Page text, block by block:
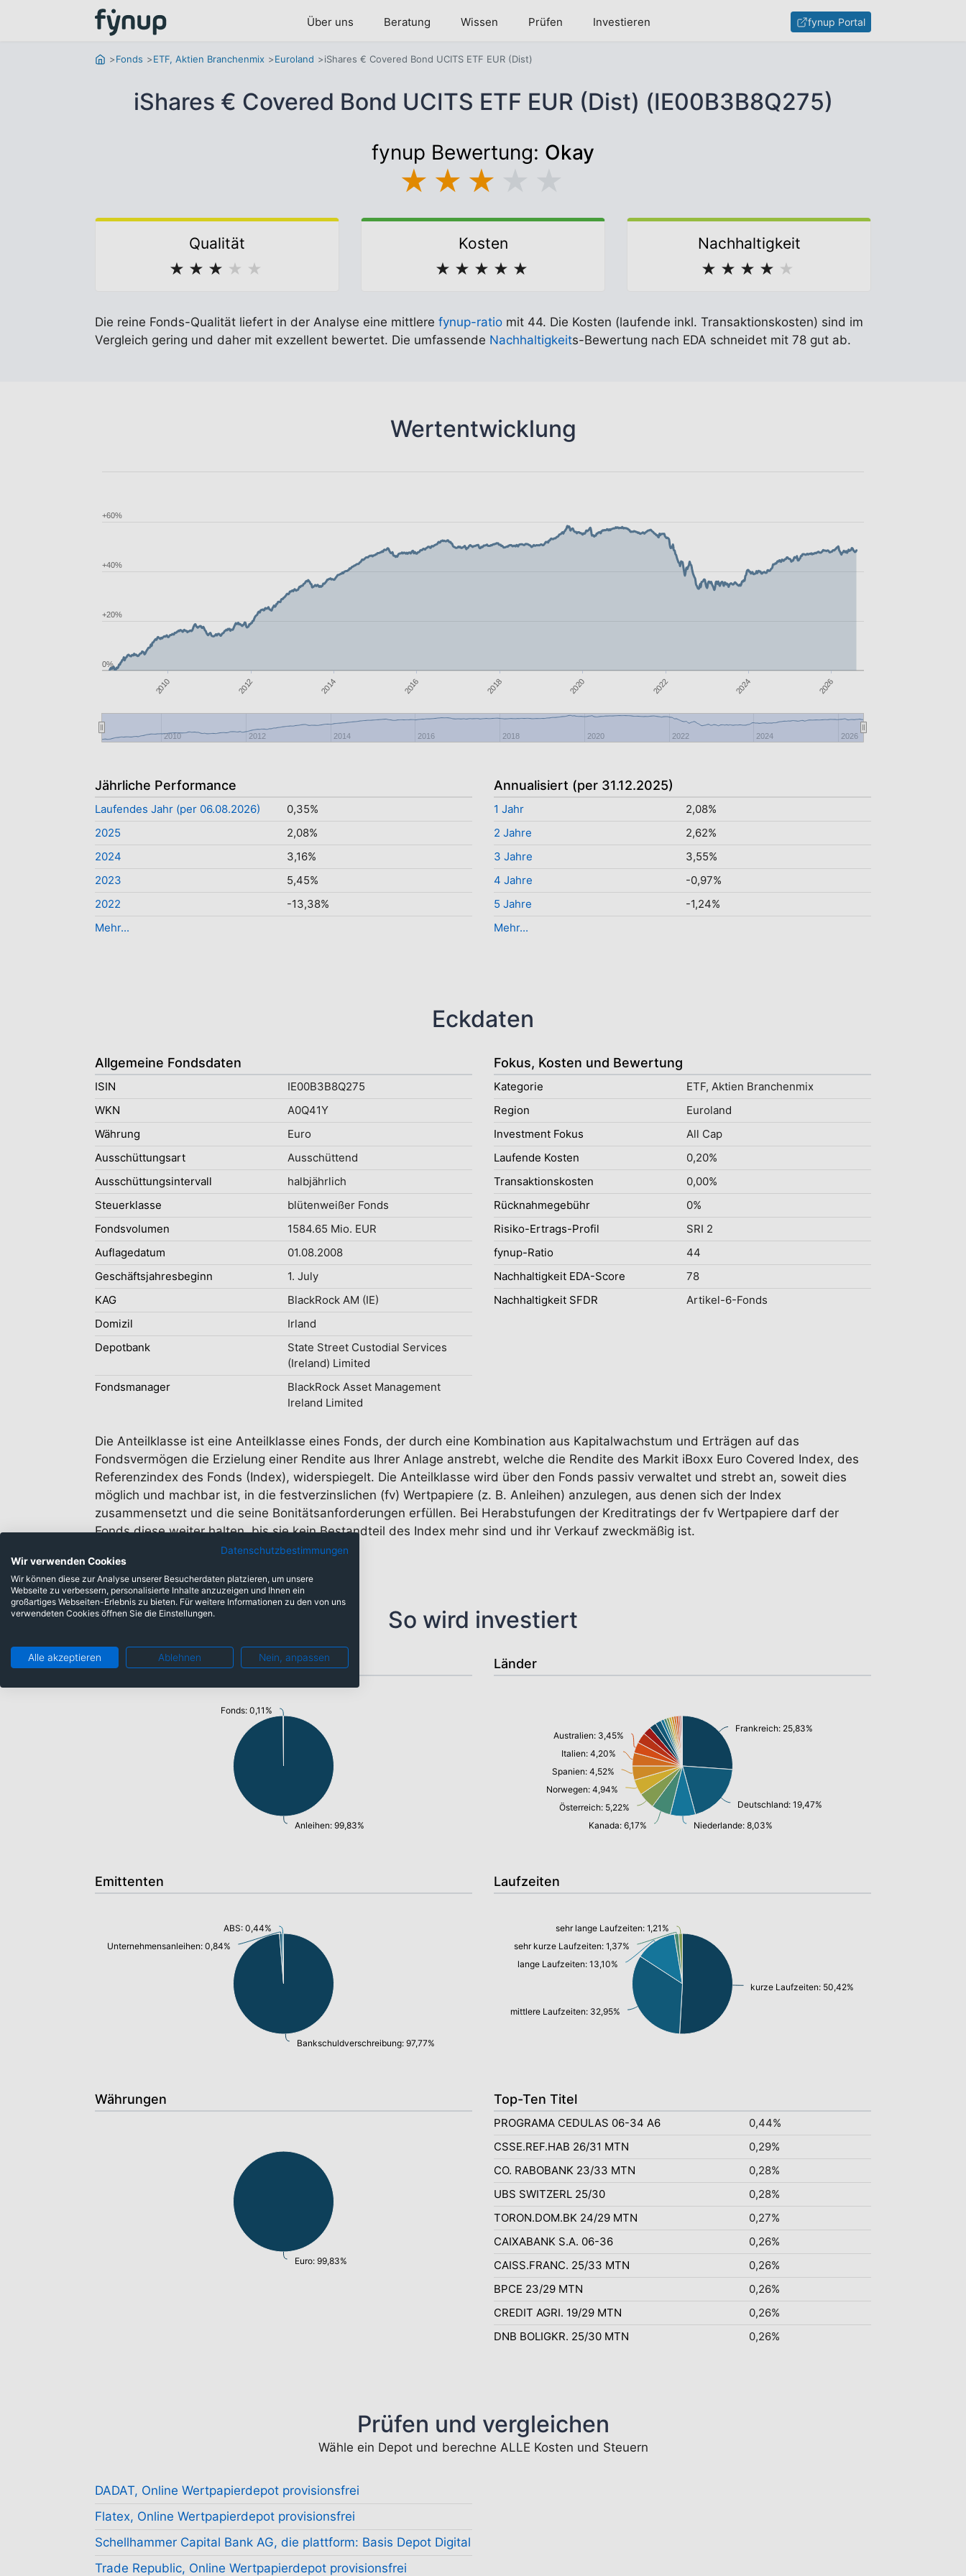
Über uns Beratung Wissen Prüfen Investieren fynup Portal
Fonds ETF, Aktien Branchenmix Euroland iShares € Covered Bond UCITS ETF EUR (Dist)
iShares € Covered Bond UCITS ETF EUR (Dist) (IE00B3B8Q275)
fynup Bewertung: Okay
★ ★ ★
Qualität
★ ★ ★ ★ ★
Kosten
★ ★ ★ ★ ★
Nachhaltigkeit
★ ★ ★ ★ ★
Die reine Fonds-Qualität liefert in der Analyse eine mittlere fynup-ratio mit 44. Die Kosten (laufende inkl. Transaktionskosten) sind im
Vergleich gering und daher mit exzellent bewertet. Die umfassende Nachhaltigkeits-Bewertung nach EDA schneidet mit 78 gut ab.
Wertentwicklung
2010 2012 2014 2016 2018 2020 2022 2024 2026
2010 2012 2014 2016 2018 2020 2022 2024 2026
0%
+20%
+40%
+60%
Jährliche Performance
Laufendes Jahr (per 06.08.2026)
0,35%
2025
2,08%
2024
3,16%
2023
5,45%
2022
-13,38%
Mehr...
Annualisiert (per 31.12.2025)
1 Jahr
2,08%
2 Jahre
2,62%
3 Jahre
3,55%
4 Jahre
-0,97%
5 Jahre
-1,24%
Mehr...
Eckdaten
Allgemeine Fondsdaten
ISIN
IE00B3B8Q275
WKN
A0Q41Y
Währung
Euro
Ausschüttungsart
Ausschüttend
Ausschüttungsintervall
halbjährlich
Steuerklasse
blütenweißer Fonds
Fondsvolumen
1584.65 Mio. EUR
Auflagedatum
01.08.2008
Geschäftsjahresbeginn
1. July
KAG
BlackRock AM (IE)
Domizil
Irland
Depotbank
State Street Custodial Services
(Ireland) Limited
Fondsmanager
BlackRock Asset Management
Ireland Limited
Fokus, Kosten und Bewertung
Kategorie
ETF, Aktien Branchenmix
Region
Euroland
Investment Fokus
All Cap
Laufende Kosten
0,20%
Transaktionskosten
0,00%
Rücknahmegebühr
0%
Risiko-Ertrags-Profil
SRI 2
fynup-Ratio
44
Nachhaltigkeit EDA-Score
78
Nachhaltigkeit SFDR
Artikel-6-Fonds
Die Anteilklasse ist eine Anteilklasse eines Fonds, der durch eine Kombination aus Kapitalwachstum und Erträgen auf das
Fondsvermögen die Erzielung einer Rendite aus Ihrer Anlage anstrebt, welche die Rendite des Markit iBoxx Euro Covered Index, des
Referenzindex des Fonds (Index), widerspiegelt. Die Anteilklasse wird über den Fonds passiv verwaltet und strebt an, soweit dies
möglich und machbar ist, in die festverzinslichen (fv) Wertpapiere (z. B. Anleihen) anzulegen, aus denen sich der Index
zusammensetzt und die seine Bonitätsanforderungen erfüllen. Bei Herabstufungen der Kreditratings der fv Wertpapiere darf der
Fonds diese weiter halten, bis sie kein Bestandteil des Index mehr sind und ihr Verkauf zweckmäßig ist.
So wird investiert
Anlageklassen
Anleihen: 99,83%
Fonds: 0,11%
Länder
Frankreich: 25,83%
Deutschland: 19,47%
Niederlande: 8,03%
Kanada: 6,17%
Österreich: 5,22%
Norwegen: 4,94%
Spanien: 4,52%
Italien: 4,20%
Australien: 3,45%
Emittenten
Bankschuldverschreibung: 97,77%
Unternehmensanleihen: 0,84%
ABS: 0,44%
Laufzeiten
kurze Laufzeiten: 50,42%
mittlere Laufzeiten: 32,95%
lange Laufzeiten: 13,10%
sehr kurze Laufzeiten: 1,37%
sehr lange Laufzeiten: 1,21%
Währungen
Euro: 99,83%
Top-Ten Titel
PROGRAMA CEDULAS 06-34 A6
0,44%
CSSE.REF.HAB 26/31 MTN
0,29%
CO. RABOBANK 23/33 MTN
0,28%
UBS SWITZERL 25/30
0,28%
TORON.DOM.BK 24/29 MTN
0,27%
CAIXABANK S.A. 06-36
0,26%
CAISS.FRANC. 25/33 MTN
0,26%
BPCE 23/29 MTN
0,26%
CREDIT AGRI. 19/29 MTN
0,26%
DNB BOLIGKR. 25/30 MTN
0,26%
Prüfen und vergleichen
Wähle ein Depot und berechne ALLE Kosten und Steuern
DADAT, Online Wertpapierdepot provisionsfrei
Flatex, Online Wertpapierdepot provisionsfrei
Schellhammer Capital Bank AG, die plattform: Basis Depot Digital
Trade Republic, Online Wertpapierdepot provisionsfrei
Datenschutzbestimmungen
Wir verwenden Cookies
Wir können diese zur Analyse unserer Besucherdaten platzieren, um unsere
Webseite zu verbessern, personalisierte Inhalte anzuzeigen und Ihnen ein
großartiges Webseiten-Erlebnis zu bieten. Für weitere Informationen zu den von uns
verwendeten Cookies öffnen Sie die Einstellungen.
Alle akzeptieren Ablehnen Nein, anpassen